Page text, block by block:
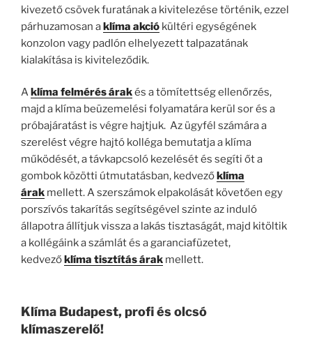
kivezető csövek furatának a kivitelezése történik, ezzel
párhuzamosan aklíma akció kültéri egységének
konzolon vagy padlón elhelyezett talpazatának
kialakítása is kiviteleződik.
A klíma felmérés árakés a tömítettség ellenőrzés,
majd a klíma beüzemelési folyamatára kerül sor és a
próbajáratást is végre hajtjuk. Az ügyfél számára a
szerelést végre hajtó kolléga bemutatja a klíma
működését, a távkapcsoló kezelését és segíti őt a
gombok közötti útmutatásban, kedvező klíma
árak mellett. A szerszámok elpakolását követően egy
porszívós takarítás segítségével szinte az induló
állapotra állítjuk vissza a lakás tisztaságát, majd kitöltik
a kollégáink a számlát és a garanciafüzetet,
kedvező klíma tisztítás árak mellett.
Klíma Budapest, profi és olcsó
klímaszerelő!